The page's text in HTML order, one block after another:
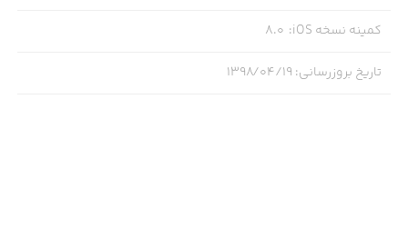
کمینه نسخه iOS :
8.0
تاریخ بروزرسانی: ۱۳۹۸/۰۴/۱۹